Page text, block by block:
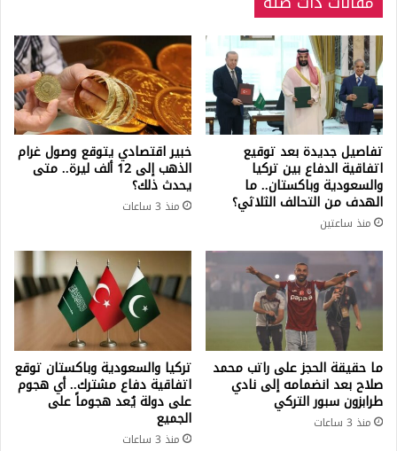
تفاصيل جديدة بعد توقيع
اتفاقية الدفاع بين تركيا
والسعودية وباكستان.. ما
الهدف من التحالف الثلاثي؟
منذ ساعتين
خبير اقتصادي يتوقع وصول غرام
الذهب إلى 12 ألف ليرة.. متى
يحدث ذلك؟
منذ 3 ساعات
ما حقيقة الحجز على راتب محمد
صلاح بعد انضمامه إلى نادي
طرابزون سبور التركي
منذ 3 ساعات
تركيا والسعودية وباكستان توقع
اتفاقية دفاع مشترك.. أي هجوم
على دولة يُعد هجوماً على
الجميع
منذ 3 ساعات